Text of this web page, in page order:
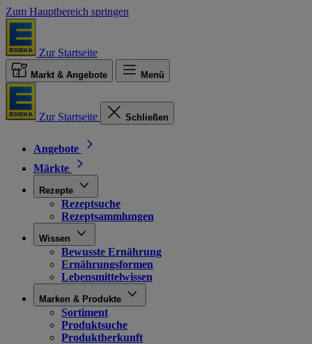
Zum Hauptbereich springen
Zur Startseite
Markt & Angebote Menü
Zur Startseite Schließen
Angebote
Märkte
Rezepte
Rezeptsuche
Rezeptsammlungen
Wissen
Bewusste Ernährung
Ernährungsformen
Lebensmittelwissen
Marken & Produkte
Sortiment
Produktsuche
Produktherkunft